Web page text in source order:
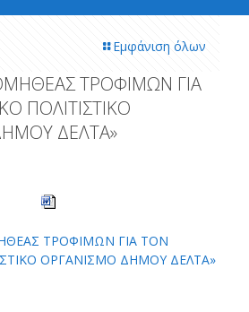
Εμφάνιση όλων
ΤΡΟΦΙΜΩΝ ΓΙΑ
ΠΟΛΙΤΙΣΤΙΚΟ
ΔΕΛΤΑ»
ΤΡΟΦΙΜΩΝ ΓΙΑ ΤΟΝ
ΟΡΓΑΝΙΣΜΟ ΔΗΜΟΥ ΔΕΛΤΑ»